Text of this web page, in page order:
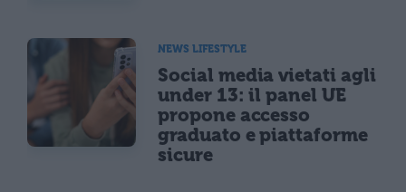
NEWS LIFESTYLE
Social media vietati agli
under 13: il panel UE
propone accesso
graduato e piattaforme
sicure